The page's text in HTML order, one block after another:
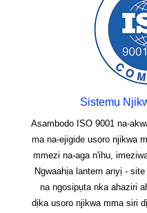
Sistemụ
Asambodo ISO 9001 na-
ma na-ejigide usoro njikwa
mmezi na-aga n'ihu,
Ngwaahịa lantern anyị -
na ngosipụta nka ahaziri
dịka usoro njikwa mma siri